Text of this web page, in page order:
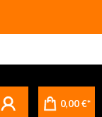
0,00 €*